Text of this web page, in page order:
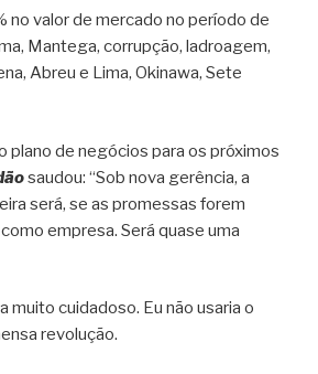
no valor de mercado no período de
Mantega, corrupção, ladroagem,
Abreu e Lima, Okinawa, Sete
plano de negócios para os próximos
saudou: “Sob nova gerência, a
será, se as promessas forem
empresa. Será quase uma
muito cuidadoso. Eu não usaria o
revolução.